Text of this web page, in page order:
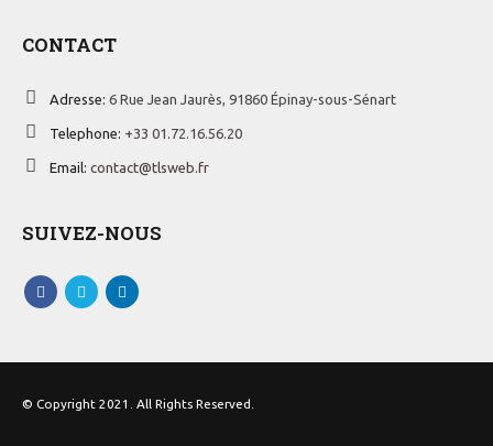
CONTACT
Adresse: 6 Rue Jean Jaurès, 91860 Épinay-sous-Sénart
Telephone: +33 01.72.16.56.20
Email: contact@tlsweb.fr
SUIVEZ-NOUS
© Copyright 2021. All Rights Reserved.